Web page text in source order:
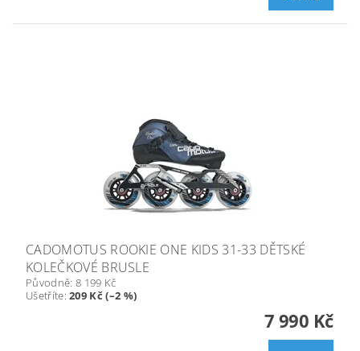
CADOMOTUS ROOKIE ONE KIDS 31-33 DĚTSKÉ
KOLEČKOVÉ BRUSLE
Původně: 8 199 Kč
Ušetříte:209 Kč (–2 %)
7 990 Kč